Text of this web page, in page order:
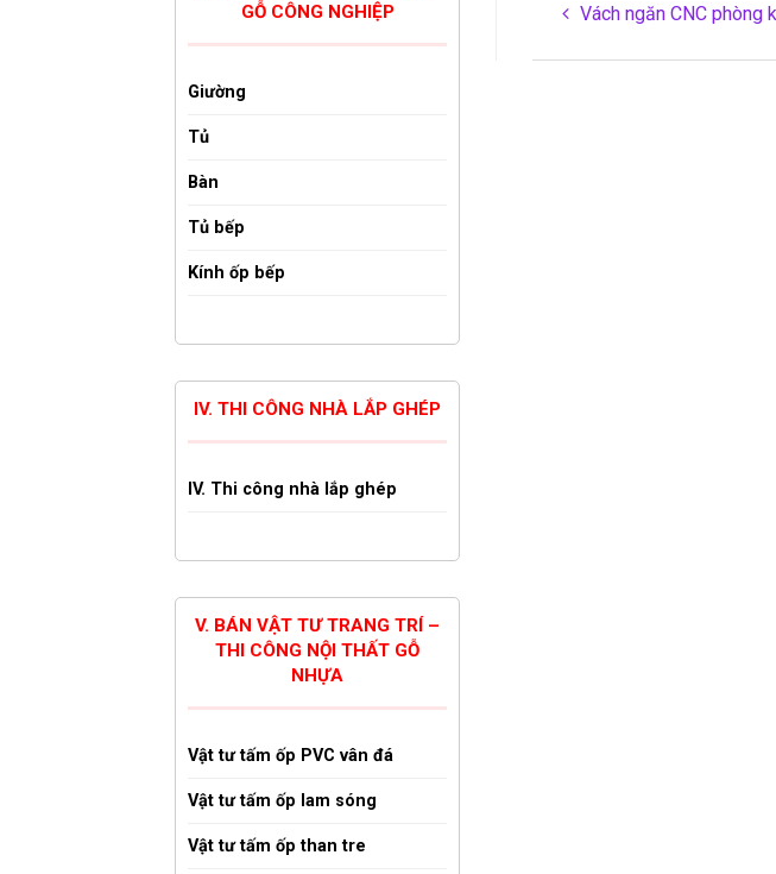
Vách ngăn CNC phòng
GỖ CÔNG NGHIỆP
Giường
Tủ
Bàn
Tủ bếp
Kính ốp bếp
IV. THI CÔNG NHÀ LẮP GHÉP
IV. Thi công nhà lắp ghép
V. BÁN VẬT TƯ TRANG TRÍ –
THI CÔNG NỘI THẤT GỖ
NHỰA
Vật tư tấm ốp PVC vân đá
Vật tư tấm ốp lam sóng
Vật tư tấm ốp than tre